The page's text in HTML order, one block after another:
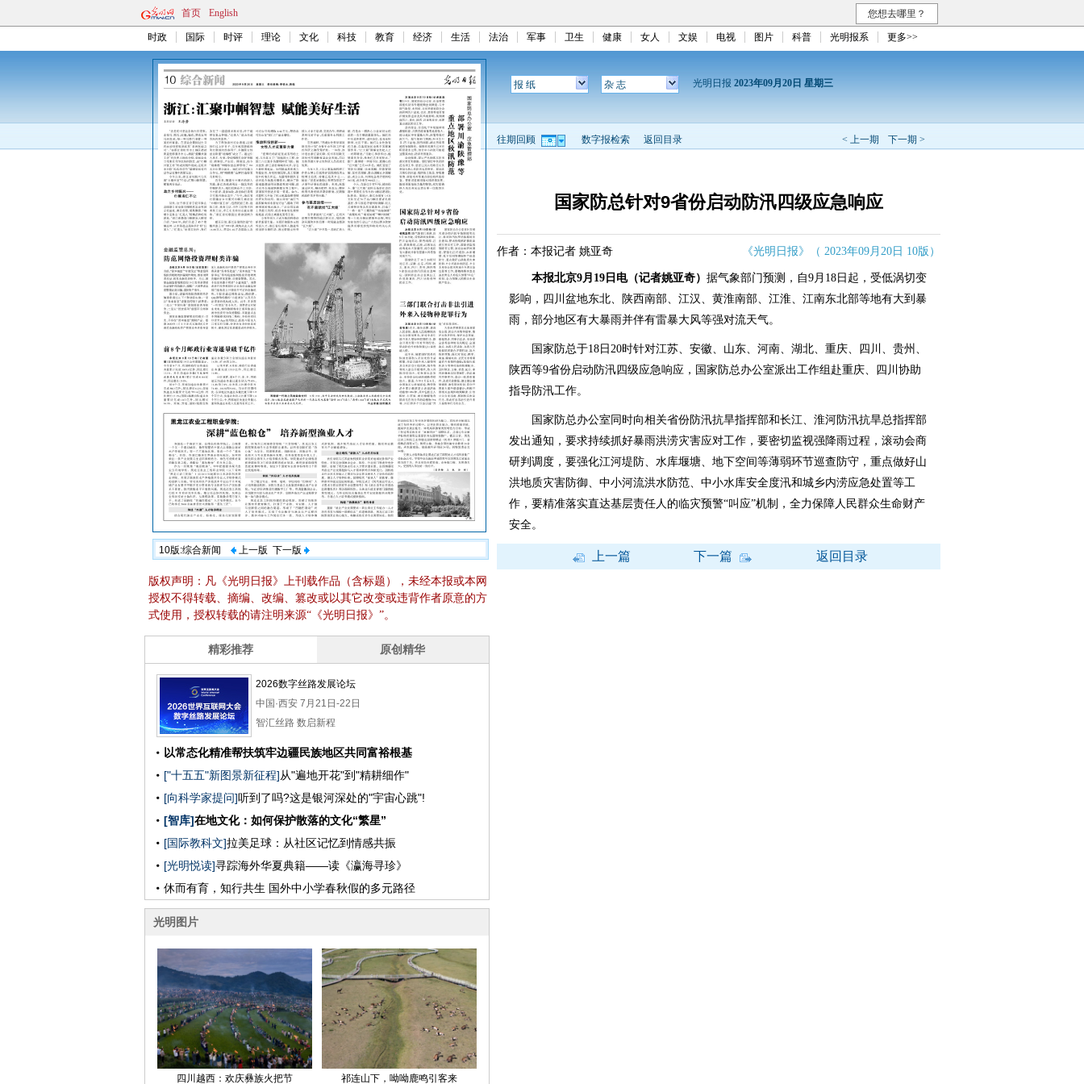
首页 English 您想去哪里？
时政 国际 时评 理论 文化 科技 教育 经济 生活 法治 军事 卫生 健康 女人 文娱 电视 图片 科普 光明报系 更多>>
10版:综合新闻 上一版 下一版
版权声明：凡《光明日报》上刊载作品（含标题），未经本报或本网
授权不得转载、摘编、改编、篡改或以其它改变或违背作者原意的方
式使用，授权转载的请注明来源“《光明日报》”。
报 纸 杂 志 光明日报 2023年09月20日 星期三
< 上一期 下一期 >
往期回顾 数字报检索 返回目录
国家防总针对9省份启动防汛四级应急响应
作者：本报记者 姚亚奇 《光明日报》（ 2023年09月20日 10版）
本报北京9月19日电（记者姚亚奇） 据气象部门预测，自9月18日起，受低涡切变
影响，四川盆地东北、陕西南部、江汉、黄淮南部、江淮、江南东北部等地有大到暴
雨，部分地区有大暴雨并伴有雷暴大风等强对流天气。
国家防总于18日20时针对江苏、安徽、山东、河南、湖北、重庆、四川、贵州、
陕西等9省份启动防汛四级应急响应，国家防总办公室派出工作组赴重庆、四川协助
指导防汛工作。
国家防总办公室同时向相关省份防汛抗旱指挥部和长江、淮河防汛抗旱总指挥部
发出通知，要求持续抓好暴雨洪涝灾害应对工作，要密切监视强降雨过程，滚动会商
研判调度，要强化江河堤防、水库堰塘、地下空间等薄弱环节巡查防守，重点做好山
洪地质灾害防御、中小河流洪水防范、中小水库安全度汛和城乡内涝应急处置等工
作，要精准落实直达基层责任人的临灾预警“叫应”机制，全力保障人民群众生命财产
安全。
上一篇 下一篇 返回目录